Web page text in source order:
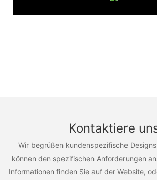
Kontaktiere
Wir begrüßen kundenspezifische
können den spezifischen Anforderungen
Informationen finden Sie auf der Website,